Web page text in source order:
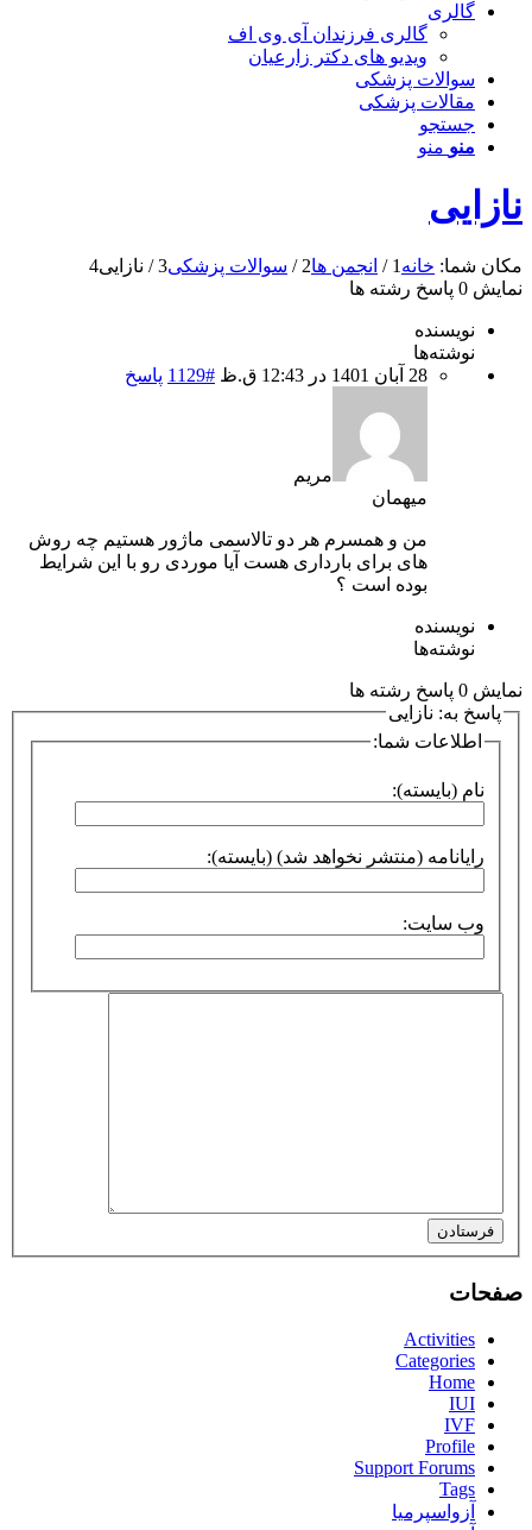
گالری
گالری فرزندان آی وی اف
ویدیو های دکتر زارعیان
سوالات پزشکی
مقالات پزشکی
جستجو
منو منو
نازایی
مکان شما: خانه 1
/ انجمن ها2
/ سوالات پزشکی3
/ نازایی4
نمایش 0 پاسخ رشته ها
نویسنده
نوشته‌ها
28 آبان 1401 در 12:43 ق.ظ
#1129 پاسخ
مریم
میهمان
من و همسرم هر دو تالاسمی ماژور هستیم چه روش
های برای بارداری هست آیا موردی رو با این شرایط
بوده است ؟
نویسنده
نوشته‌ها
نمایش 0 پاسخ رشته ها
پاسخ به: نازایی
اطلاعات شما:
نام (بایسته):
رایانامه (منتشر نخواهد شد) (بایسته):
وب سایت:
فرستادن
صفحات
Activities
Categories
Home
IUI
IVF
Profile
Support Forums
Tags
آزواسپرمیا